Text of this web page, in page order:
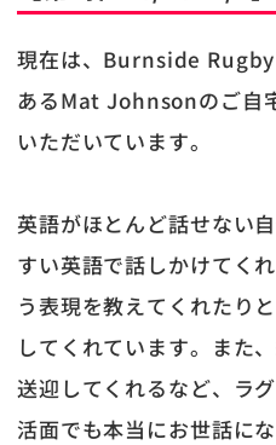
現在は、Burnside
あるMat Johnsonのご自
いただいています。
英語がほとんど話せない
すい英語で話しかけてく
う表現を教えてくれたり
してくれています。また
送迎してくれるなど、ラ
活面でも本当にお世話にな